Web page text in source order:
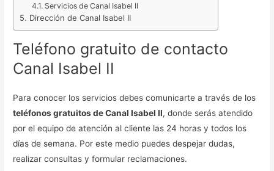
Servicios de Canal Isabel II
Dirección de Canal Isabel II
Teléfono gratuito de contacto
Canal Isabel II
Para conocer los servicios debes comunicarte a través de los
teléfonos gratuitos de Canal Isabel II, donde serás atendido
por el equipo de atención al cliente las 24 horas y todos los
días de semana. Por este medio puedes despejar dudas,
realizar consultas y formular reclamaciones.